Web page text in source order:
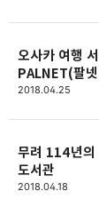
오사카 여행
PALNET(팔
2018.04.25
무려 114년의
도서관
2018.04.18